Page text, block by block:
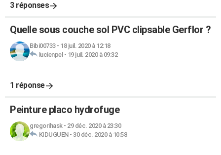
3 réponses
Quelle sous couche sol PVC clipsable Gerflor ?
Bibi00733- 18 juil. 2020 à 12:18
lucienpel - 19 juil. 2020 à 09:32
1 réponse
Peinture placo hydrofuge
gregorihask- 29 déc. 2020 à 23:30
KIDUGUEN- 30 déc. 2020 à 10:58